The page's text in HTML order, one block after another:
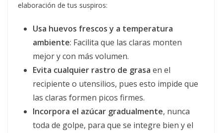
elaboración de tus suspiros:
Usa huevos frescos y a temperatura
ambiente: Facilita que las claras monten
mejor y con más volumen.
Evita cualquier rastro de grasa en el
recipiente o utensilios, pues esto impide que
las claras formen picos firmes.
Incorpora el azúcar gradualmente, nunca
toda de golpe, para que se integre bien y el